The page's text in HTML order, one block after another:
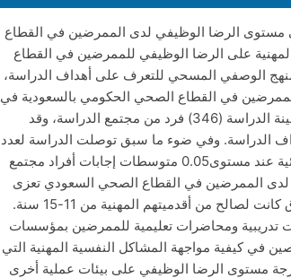
مستوى الرضا الوظيفي لدى الممرضين في القطاع
المهنية على الرضا الوظيفي للممرضين في القطاع
الوصفي المسحي للتعرف على أهداف الدراسة،
في القطاع الصحي الحكومي بالسعودية في
العام الدراسي 2022م. وقد بلغ إجمالي عينة الدراسة (346) فرد من مجتمع الدراسة، وقد
الدراسة. وفي ضوء ما سبق توصلت الدراسة لعدد
من النتائج أهمها وجود فروق ذات دلالة احصائية عند مستوى0.05 متوسطات إجابات أفراد مجتمع
الممرضين في القطاع الصحي السعودي تعزى
لمتغير الأقدمية المهينة، حيث تبين أن الفروق كانت لصالح من أقدميتهم المهنية من 11-15 سنة.
تدريبية ومحاضرات تعليمية للممرضين بمؤسسات
كيفية مواجهة المشاكل النفسية المهنية التي
مستوى الرضا الوظيفي على بيئات عملية أخرى